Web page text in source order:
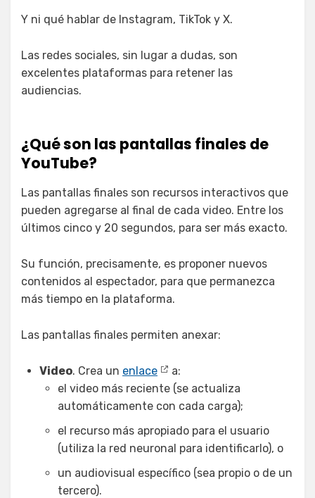
Y ni qué hablar de Instagram, TikTok y X.
Las redes sociales, sin lugar a dudas, son
excelentes plataformas para retener las
audiencias.
¿Qué son las pantallas finales de
YouTube?
Las pantallas finales son recursos interactivos que
pueden agregarse al final de cada video. Entre los
últimos cinco y 20 segundos, para ser más exacto.
Su función, precisamente, es proponer nuevos
contenidos al espectador, para que permanezca
más tiempo en la plataforma.
Las pantallas finales permiten anexar:
Video. Crea un enlace
a:
el video más reciente (se actualiza
automáticamente con cada carga);
el recurso más apropiado para el usuario
(utiliza la red neuronal para identificarlo), o
un audiovisual específico (sea propio o de un
tercero).